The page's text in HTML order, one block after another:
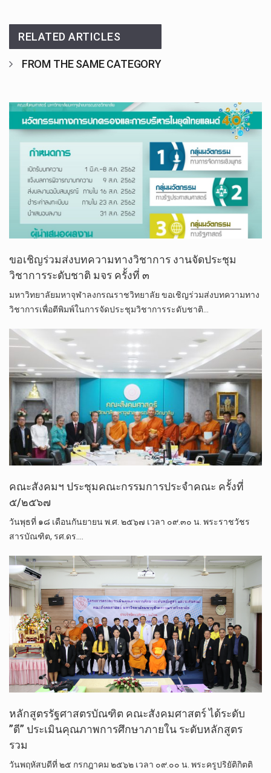
RELATED ARTICLES
FROM THE SAME CATEGORY
ขอเชิญร่วมส่งบทความทางวิชาการ งานจัดประชุม
วิชาการระดับชาติ มจร ครั้งที่ ๓
มหาวิทยาลัยมหาจุฬาลงกรณราชวิทยาลัย ขอเชิญร่วมส่งบทความทาง
วิชาการเพื่อตีพิมพ์ในการจัดประชุมวิชาการระดับชาติ…
คณะสังคมฯ ประชุมคณะกรรมการประจำคณะ ครั้งที่
๕/๒๕๖๗
วันพุธที่ ๑๘ เดือนกันยายน พ.ศ. ๒๕๖๗ เวลา ๐๙.๓๐ น. พระราชวัชร
สารบัณฑิต, รศ.ดร.…
หลักสูตรรัฐศาสตรบัณฑิต คณะสังคมศาสตร์ ได้ระดับ
”ดี” ประเมินคุณภาพการศึกษาภายใน ระดับหลักสูตร
รวม
วันพฤหัสบดีที่ ๒๕ กรกฎาคม ๒๕๖๒ เวลา ๐๙.๐๐ น. พระครูปริยัติกิตติ